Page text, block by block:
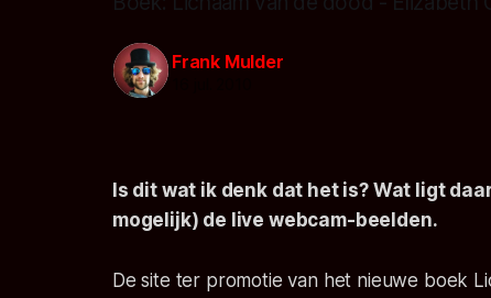
Frank Mulder
Is dit wat ik denk dat het is? Wat ligt
mogelijk) de live webcam-beelden.
De site ter promotie van het nieuwe boek